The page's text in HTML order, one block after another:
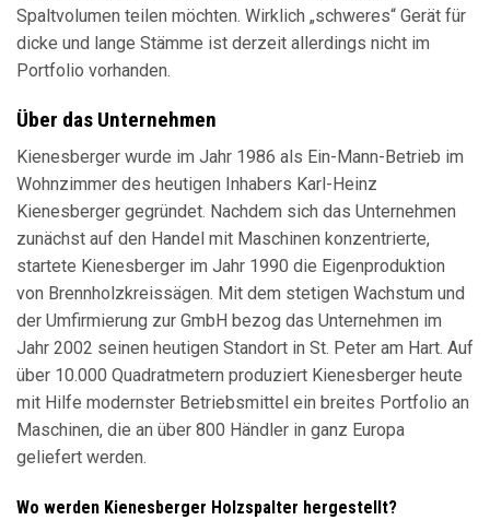
Spaltvolumen teilen möchten. Wirklich „schweres“ Gerät für
dicke und lange Stämme ist derzeit allerdings nicht im
Portfolio vorhanden.
Über das Unternehmen
Kienesberger wurde im Jahr 1986 als Ein-Mann-Betrieb im
Wohnzimmer des heutigen Inhabers Karl-Heinz
Kienesberger gegründet. Nachdem sich das Unternehmen
zunächst auf den Handel mit Maschinen konzentrierte,
startete Kienesberger im Jahr 1990 die Eigenproduktion
von Brennholzkreissägen. Mit dem stetigen Wachstum und
der Umfirmierung zur GmbH bezog das Unternehmen im
Jahr 2002 seinen heutigen Standort in St. Peter am Hart. Auf
über 10.000 Quadratmetern produziert Kienesberger heute
mit Hilfe modernster Betriebsmittel ein breites Portfolio an
Maschinen, die an über 800 Händler in ganz Europa
geliefert werden.
Wo werden Kienesberger Holzspalter hergestellt?